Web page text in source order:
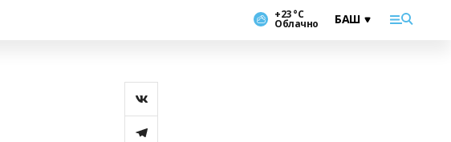
+23 °С
Облачно